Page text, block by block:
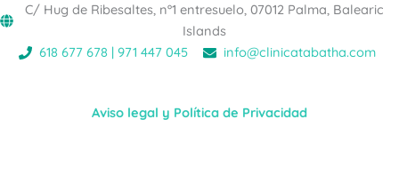
C/ Hug de Ribesaltes, nº1 entresuelo, 07012 Palma, Balearic
Islands
618 677 678 | 971 447 045
info@clinicatabatha.com
Aviso legal y Política de Privacidad